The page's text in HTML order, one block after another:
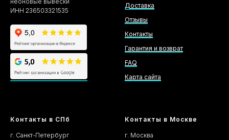
ИНН 236503321535
Доставка
Отзывы
Контакты
Гарантия и возврат
FAQ
Карта сайта
Контакты в СПб
г. Санкт-Петербург
Контакты в Москве
г. Москва